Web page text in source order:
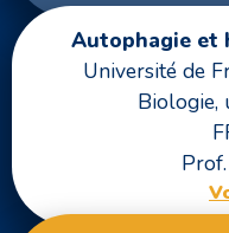
Autophagie et
Université de
Biologie,